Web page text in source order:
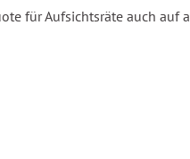
für Aufsichtsräte auch auf